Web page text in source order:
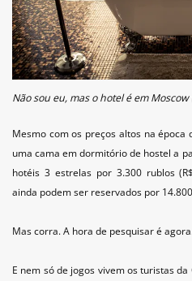
Não sou eu, mas o hotel é em
Mesmo com os preços altos na época
uma cama em dormitório de hostel a
hotéis 3 estrelas por 3.300 rublos
ainda podem ser reservados por
Mas corra. A hora de pesquisar é
E nem só de jogos vivem os turistas